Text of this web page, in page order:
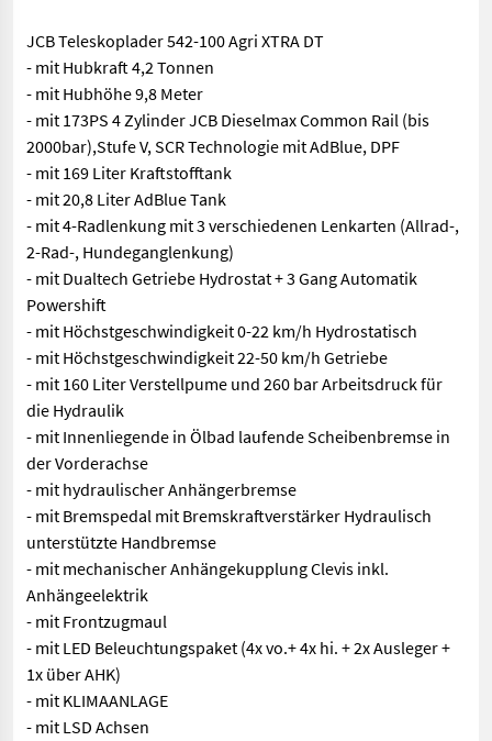
JCB Teleskoplader 542-100 Agri XTRA DT
- mit Hubkraft 4,2 Tonnen
- mit Hubhöhe 9,8 Meter
- mit 173PS 4 Zylinder JCB Dieselmax Common Rail (bis
2000bar),Stufe V, SCR Technologie mit AdBlue, DPF
- mit 169 Liter Kraftstofftank
- mit 20,8 Liter AdBlue Tank
- mit 4-Radlenkung mit 3 verschiedenen Lenkarten (Allrad-,
2-Rad-, Hundeganglenkung)
- mit Dualtech Getriebe Hydrostat + 3 Gang Automatik
Powershift
- mit Höchstgeschwindigkeit 0-22 km/h Hydrostatisch
- mit Höchstgeschwindigkeit 22-50 km/h Getriebe
- mit 160 Liter Verstellpume und 260 bar Arbeitsdruck für
die Hydraulik
- mit Innenliegende in Ölbad laufende Scheibenbremse in
der Vorderachse
- mit hydraulischer Anhängerbremse
- mit Bremspedal mit Bremskraftverstärker Hydraulisch
unterstützte Handbremse
- mit mechanischer Anhängekupplung Clevis inkl.
Anhängeelektrik
- mit Frontzugmaul
- mit LED Beleuchtungspaket (4x vo.+ 4x hi. + 2x Ausleger +
1x über AHK)
- mit KLIMAANLAGE
- mit LSD Achsen